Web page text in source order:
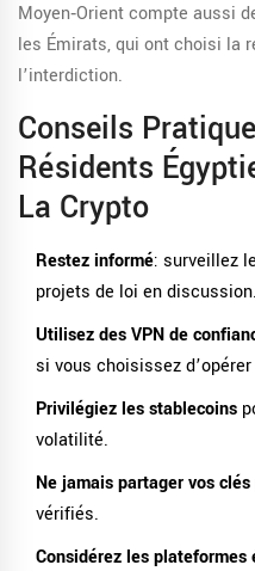
Moyen‑Orient compte aussi
les Émirats, qui ont choisi la
l’interdiction.
Conseils
Résidents
La Crypto
Restez informé: surveillez
projets de loi en discussion.
Utilisez des VPN de
si vous choisissez
Privilégiez les stablecoins
volatilité.
Ne jamais partager vos
vérifiés.
Considérez les plateformes